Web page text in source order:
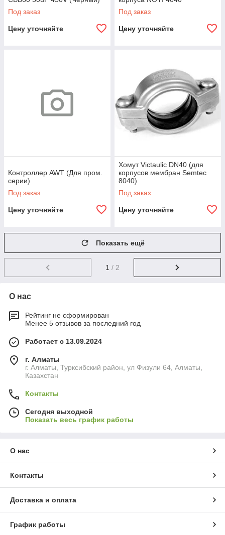
Под заказ
Цену уточняйте
Под заказ
Цену уточняйте
Контроллер AWT (Для пром.
серии)
Под заказ
Цену уточняйте
Хомут Victaulic DN40 (для
корпусов мембран Semtec
8040)
Под заказ
Цену уточняйте
Показать ещё
1 / 2
О нас
Рейтинг не сформирован
Менее 5 отзывов за последний год
Работает с 13.09.2024
г. Алматы
г. Алматы, Турксибский район, ул Физули 64, Алматы,
Казахстан
Контакты
Сегодня выходной
Показать весь график работы
О нас
Контакты
Доставка и оплата
График работы